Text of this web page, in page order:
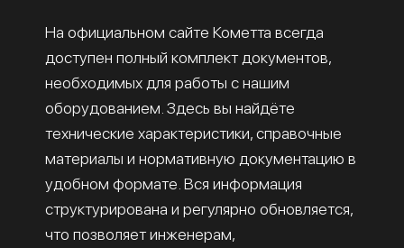
На официальном сайте Кометта всегда
доступен полный комплект документов,
необходимых для работы с нашим
оборудованием. Здесь вы найдёте
технические характеристики, справочные
материалы и нормативную документацию в
удобном формате. Вся информация
структурирована и регулярно обновляется,
что позволяет инженерам,